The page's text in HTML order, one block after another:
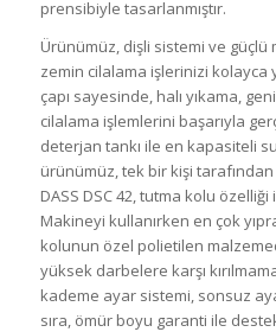
prensibiyle tasarlanmıştır.
Ürünümüz, dişli sistemi ve güçlü
zemin cilalama işlerinizi kolayca
çapı sayesinde, halı yıkama,
cilalama işlemlerini başarıyla
deterjan tankı ile en kapasiteli
ürünümüz, tek bir kişi
DASS DSC 42, tutma kolu
Makineyi kullanırken en çok
kolunun özel polietilen
yüksek darbelere karşı
kademe ayar sistemi, sonsuz
sıra, ömür boyu garanti ile